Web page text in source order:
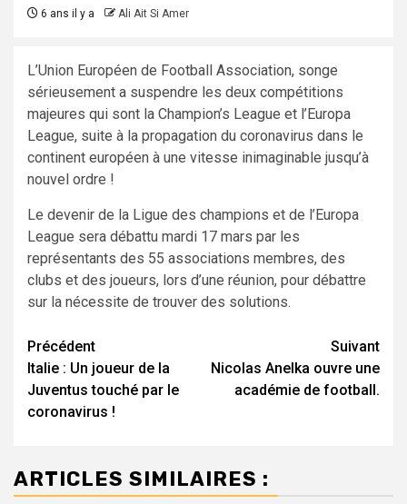
6 ans il y a Ali Ait Si Amer
L’Union Européen de Football Association, songe
sérieusement a suspendre les deux compétitions
majeures qui sont la Champion’s League et l’Europa
League, suite à la propagation du coronavirus dans le
continent européen à une vitesse inimaginable jusqu’à
nouvel ordre !
Le devenir de la Ligue des champions et de l’Europa
League sera débattu mardi 17 mars par les
représentants des 55 associations membres, des
clubs et des joueurs, lors d’une réunion, pour débattre
sur la nécessite de trouver des solutions.
Navigation
d’article
Précédent
Italie : Un joueur de la
Juventus touché par le
coronavirus !
Suivant
Nicolas Anelka ouvre une
académie de football.
ARTICLES SIMILAIRES :